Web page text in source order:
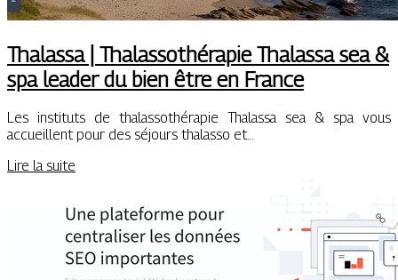
Thalassa | Thalas­sothéra­pie Thalassa sea &
spa leader du bien être en France
Les instituts de thalassothérapie Thalassa sea & spa vous
accueillent pour des séjours thalasso et…
Lire la suite